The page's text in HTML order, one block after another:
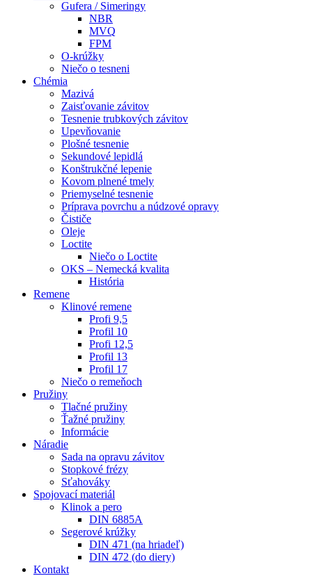
Gufera / Simeringy
NBR
MVQ
FPM
O-krúžky
Niečo o tesneni
Chémia
Mazivá
Zaisťovanie závitov
Tesnenie trubkových závitov
Upevňovanie
Plošné tesnenie
Sekundové lepidlá
Konštrukčné lepenie
Kovom plnené tmely
Priemyselné tesnenie
Príprava povrchu a núdzové opravy
Čističe
Oleje
Loctite
Niečo o Loctite
OKS – Nemecká kvalita
História
Remene
Klinové remene
Profi 9,5
Profil 10
Profi 12,5
Profil 13
Profil 17
Niečo o remeňoch
Pružiny
Tlačné pružiny
Ťažné pružiny
Informácie
Náradie
Sada na opravu závitov
Stopkové frézy
Sťahováky
Spojovací materiál
Klinok a pero
DIN 6885A
Segerové krúžky
DIN 471 (na hriadeľ)
DIN 472 (do diery)
Kontakt